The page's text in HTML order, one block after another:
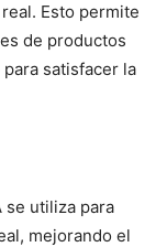
Esto permite
de productos
satisfacer la
se utiliza para
mejorando el